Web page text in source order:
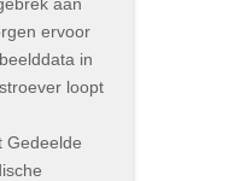
ervoor
in
loopt
Gedeelde